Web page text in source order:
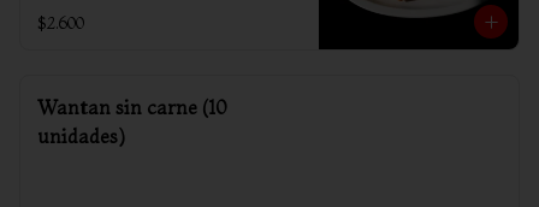
$2.600
Wantan sin carne (10
unidades)